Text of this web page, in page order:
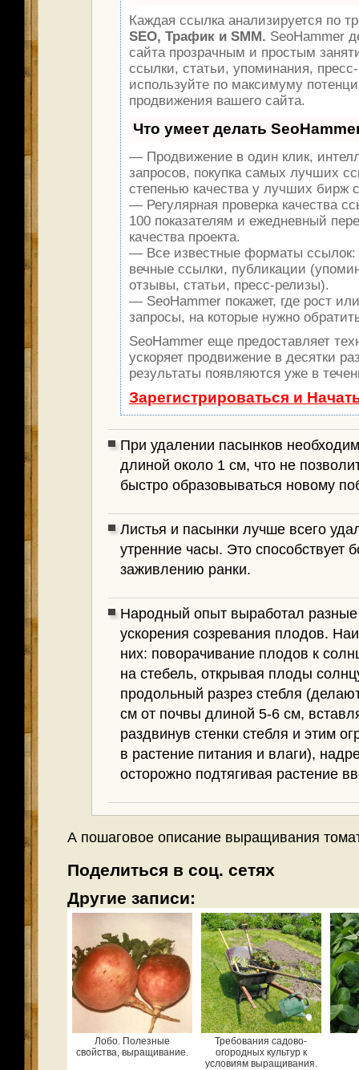
Каждая ссылка анализируется по
SEO, Трафик и SMM. SeoHammer
сайта прозрачным и простым
ссылки, статьи, упоминания,
используйте по максимуму
продвижения вашего сайта.
Что умеет делать
— Продвижение в один клик,
запросов, покупка самых лучших
степенью качества у лучших бирж
— Регулярная проверка качества
100 показателям и ежедневный
качества проекта.
— Все известные форматы ссылок:
вечные ссылки, публикации
отзывы, статьи, пресс-релизы).
— SeoHammer покажет, где рост
запросы, на которые нужно
SeoHammer еще предоставляет
ускоряет продвижение в десятки
результаты появляются уже в
Зарегистрироваться и
При удалении пасынков
длиной около 1 см, что не
быстро образовываться новому
Листья и пасынки лучше всего
утренние часы. Это способствует
заживлению ранки.
Народный опыт выработал
ускорения созревания плодов.
них: поворачивание плодов к
на стебель, открывая плоды
продольный разрез стебля
см от почвы длиной 5-6 см,
раздвинув стенки стебля и этим
в растение питания и влаги),
осторожно подтягивая растение
А пошаговое описание выращивания
Поделиться в соц. сетях
Другие записи:
Лобо. Полезные
свойства, выращивание.
Требования садово-
огородных культур к
условиям выращивания.